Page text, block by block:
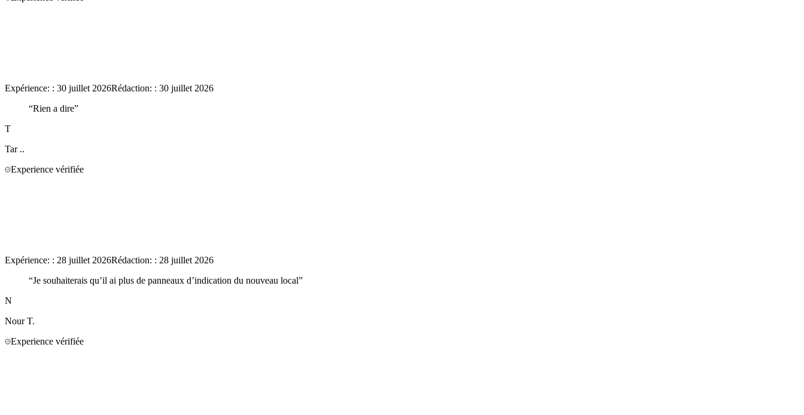
Expérience: : 30 juillet 2026Rédaction: : 30 juillet 2026
“Rien a dire”
T
Tar ..
Experience vérifiée
Expérience: : 28 juillet 2026Rédaction: : 28 juillet 2026
“Je souhaiterais qu’il ai plus de panneaux d’indication du nouveau local”
N
Nour T.
Experience vérifiée